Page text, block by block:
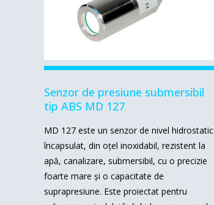
Senzor de presiune submersibil
tip ABS MD 127
MD 127 este un senzor de nivel hidrostatic
încapsulat, din oțel inoxidabil, rezistent la
apă, canalizare, submersibil, cu o precizie
foarte mare și o capacitate de
suprapresiune. Este proiectat pentru